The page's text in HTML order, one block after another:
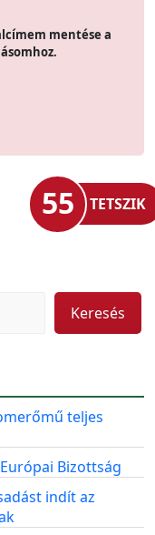
mentése a
55 TETSZIK
Keresés
teljes
Bizottság
indít az